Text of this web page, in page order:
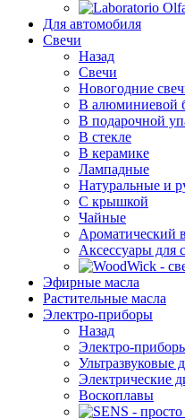
Для автомобиля
Свечи
Назад
Свечи
Новогодние
В алюминиевой
В подарочной
В стекле
В керамике
Лампадные
Натуральные и
С крышкой
Чайные
Ароматический
Аксессуары для
Эфирные масла
Растительные масла
Электро-приборы
Назад
Электро-
Ультразвуковые
Электрические
Воскоплавы